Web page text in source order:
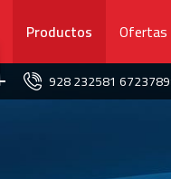
Productos Ofertas
928 232581